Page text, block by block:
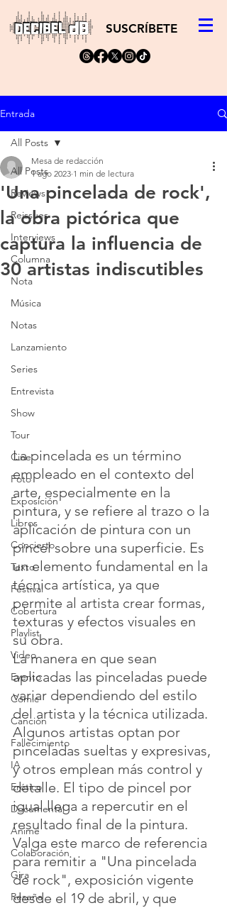
SUSCRÍBETE
Entrada
All Posts
Reviews
Reissues
Interviews
Columna
Nota
Música
Notas
Lanzamiento
Series
Entrevista
Show
Tour
Cine
Foto
Exposición
Libros
Concierto
Texto
Festival
Cobertura
Playlist
Video
Evento
Cómic
Canción
Fallecimiento
IA
Erótico
Documental
Anime
Colaboración
Gira
Reseña
All Posts
'Una pincelada de rock',
la obra pictórica que
captura la influencia de
30 artistas indiscutibles
Mesa de redacción
1 ago 2023 1 min de lectura
La pincelada es un término
empleado en el contexto del
arte, especialmente en la
pintura, y se refiere al trazo o la
aplicación de pintura con un
pincel sobre una superficie. Es
un elemento fundamental en la
técnica artística, ya que
permite al artista crear formas,
texturas y efectos visuales en
su obra.
La manera en que sean
aplicadas las pinceladas puede
variar dependiendo del estilo
del artista y la técnica utilizada.
Algunos artistas optan por
pinceladas sueltas y expresivas,
y otros emplean más control y
detalle. El tipo de pincel por
igual llega a repercutir en el
resultado final de la pintura.
Valga este marco de referencia
para remitir a "Una pincelada
de rock", exposición vigente
desde el 19 de abril, y que